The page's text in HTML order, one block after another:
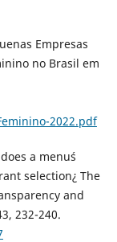
Empresas
no Brasil em
2022.pdf
a menu´s
selection¿ The
and
232-240.